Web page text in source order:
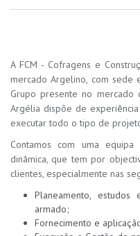
A FCM - Cofragens e
mercado Argelino, com sede
Grupo presente no mercado
Argélia dispõe de
executar todo o tipo de
Contamos com uma
dinâmica, que tem por
clientes, especialmente nas
Planeamento,
armado;
Fornecimento e